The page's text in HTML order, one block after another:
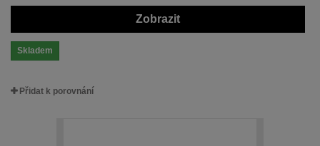
Zobrazit
Skladem
Přidat k porovnání